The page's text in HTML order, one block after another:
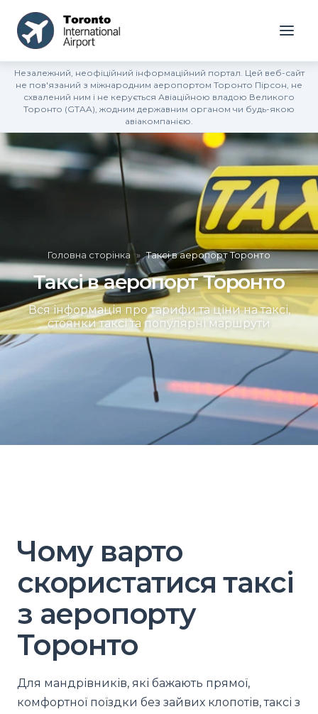
Незалежний, неофіційний інформаційний портал. Цей веб-сайт
не пов'язаний з міжнародним аеропортом Торонто Пірсон, не
схвалений ним і не керується Авіаційною владою Великого
Торонто (GTAA), жодним державним органом чи будь-якою
авіакомпанією.
Головна сторінка » Таксі в аеропорт Торонто
Таксі в аеропорт Торонто
Вся інформація про тарифи та ціни на таксі,
стоянки таксі та популярні маршрути
Чому варто
скористатися таксі
з аеропорту
Торонто
Для мандрівників, які бажають прямої,
комфортної поїздки без зайвих клопотів, таксі з